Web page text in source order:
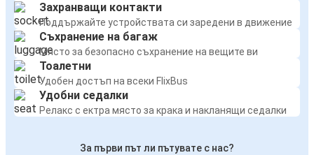
Захранващи контакти
Поддържайте устройствата си заредени в движение
Съхранение на багаж
Място за безопасно съхранение на вещите ви
Тоалетни
Удобен достъп на всеки FlixBus
Удобни седалки
Релакс с ектра място за крака и накланящи седалки
За първи път ли пътувате с нас?